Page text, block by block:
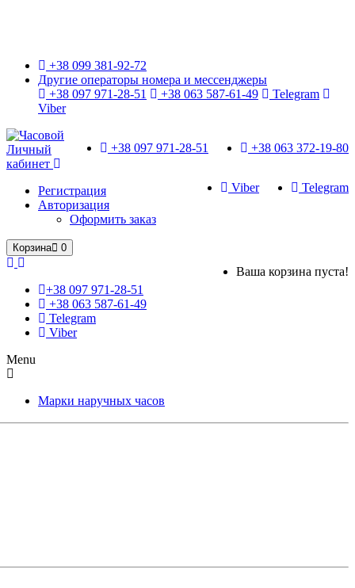
+38 099 381-92-72
Другие операторы номера и мессенджеры
+38 097 971-28-51
+38 063 587-61-49
Telegram
Viber
+38 063 372-19-80
+38 097 971-28-51
Telegram
Viber
Личный
кабинет
Регистрация
Авторизация
Оформить заказ
Корзина 0
Ваша корзина пуста!
+38 097 971-28-51
+38 063 587-61-49
Telegram
Viber
Menu
Марки наручных часов